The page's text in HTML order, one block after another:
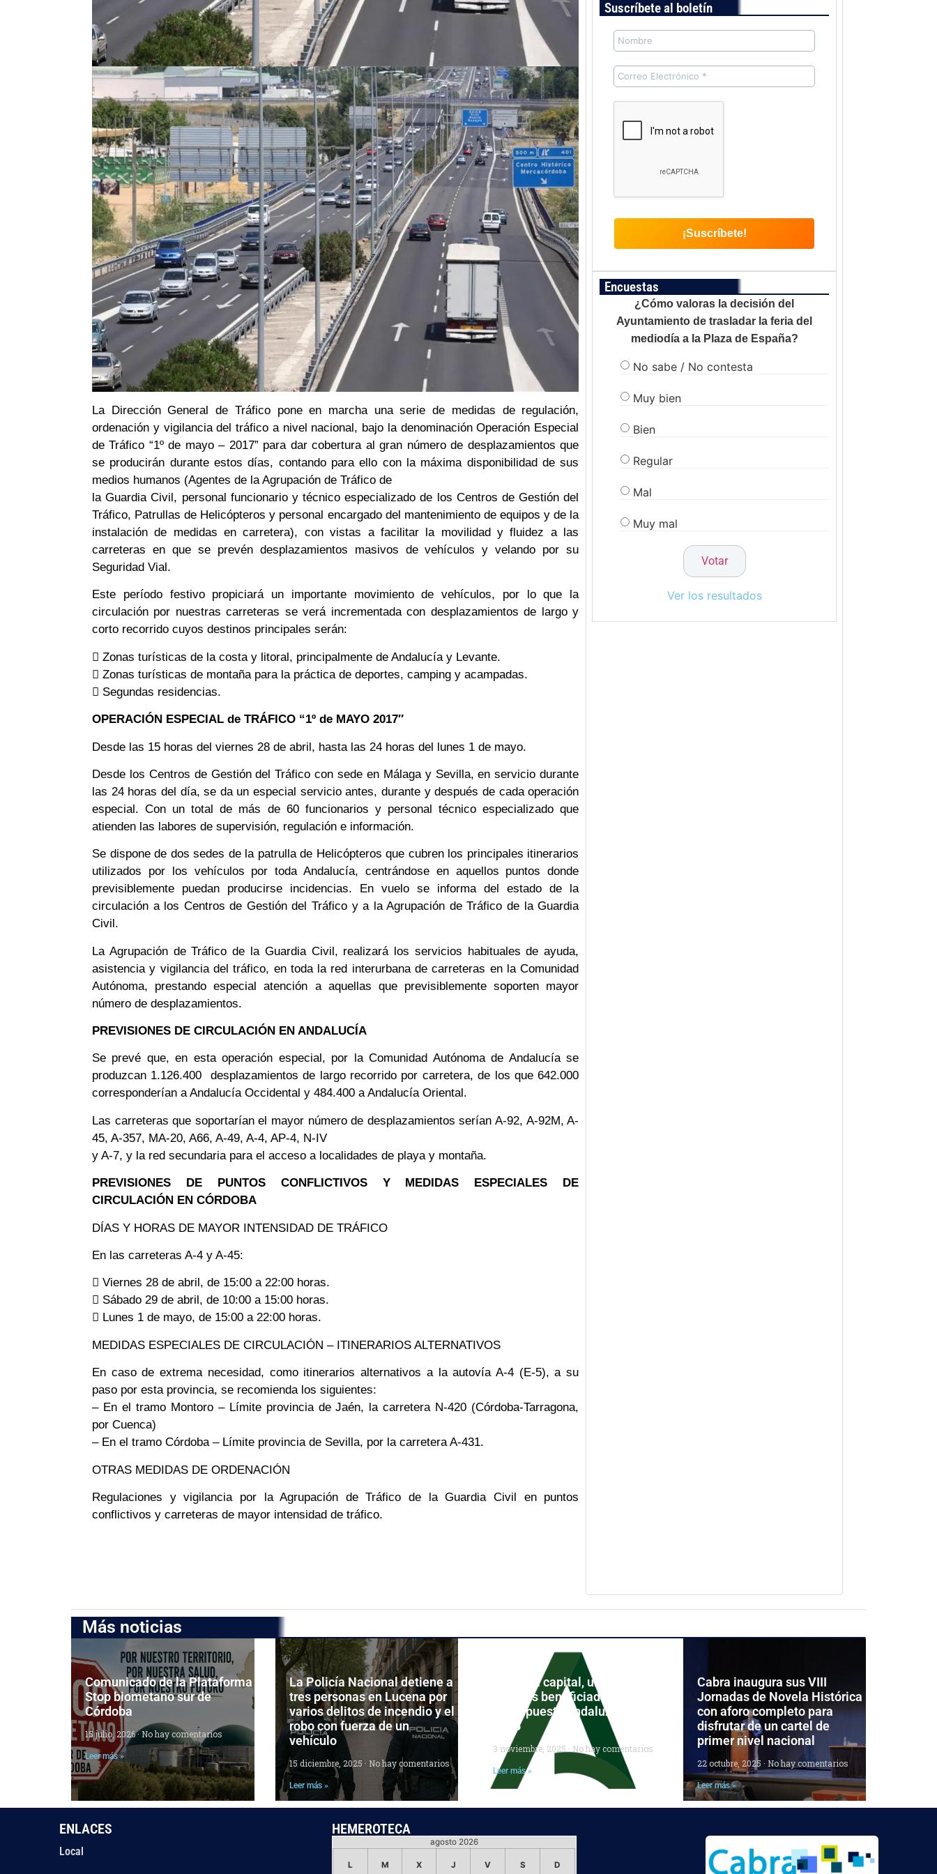
La Dirección General de Tráfico pone en marcha una serie de medidas de regulación,
ordenación y vigilancia del tráfico a nivel nacional, bajo la denominación Operación Especial
de Tráfico “1º de mayo – 2017” para dar cobertura al gran número de desplazamientos que
se producirán durante estos días, contando para ello con la máxima disponibilidad de sus
medios humanos (Agentes de la Agrupación de Tráfico de
la Guardia Civil, personal funcionario y técnico especializado de los Centros de Gestión del
Tráfico, Patrullas de Helicópteros y personal encargado del mantenimiento de equipos y de la
instalación de medidas en carretera), con vistas a facilitar la movilidad y fluidez a las
carreteras en que se prevén desplazamientos masivos de vehículos y velando por su
Seguridad Vial.
Este período festivo propiciará un importante movimiento de vehículos, por lo que la
circulación por nuestras carreteras se verá incrementada con desplazamientos de largo y
corto recorrido cuyos destinos principales serán:
 Zonas turísticas de la costa y litoral, principalmente de Andalucía y Levante.
 Zonas turísticas de montaña para la práctica de deportes, camping y acampadas.
 Segundas residencias.
OPERACIÓN ESPECIAL de TRÁFICO “1º de MAYO 2017″
Desde las 15 horas del viernes 28 de abril, hasta las 24 horas del lunes 1 de mayo.
Desde los Centros de Gestión del Tráfico con sede en Málaga y Sevilla, en servicio durante
las 24 horas del día, se da un especial servicio antes, durante y después de cada operación
especial. Con un total de más de 60 funcionarios y personal técnico especializado que
atienden las labores de supervisión, regulación e información.
Se dispone de dos sedes de la patrulla de Helicópteros que cubren los principales itinerarios
utilizados por los vehículos por toda Andalucía, centrándose en aquellos puntos donde
previsiblemente puedan producirse incidencias. En vuelo se informa del estado de la
circulación a los Centros de Gestión del Tráfico y a la Agrupación de Tráfico de la Guardia
Civil.
La Agrupación de Tráfico de la Guardia Civil, realizará los servicios habituales de ayuda,
asistencia y vigilancia del tráfico, en toda la red interurbana de carreteras en la Comunidad
Autónoma, prestando especial atención a aquellas que previsiblemente soporten mayor
número de desplazamientos.
PREVISIONES DE CIRCULACIÓN EN ANDALUCÍA
Se prevé que, en esta operación especial, por la Comunidad Autónoma de Andalucía se
produzcan 1.126.400 desplazamientos de largo recorrido por carretera, de los que 642.000
corresponderían a Andalucía Occidental y 484.400 a Andalucía Oriental.
Las carreteras que soportarían el mayor número de desplazamientos serían A-92, A-92M, A-
45, A-357, MA-20, A66, A-49, A-4, AP-4, N-IV
y A-7, y la red secundaria para el acceso a localidades de playa y montaña.
PREVISIONES DE PUNTOS CONFLICTIVOS Y MEDIDAS ESPECIALES DE
CIRCULACIÓN EN CÓRDOBA
DÍAS Y HORAS DE MAYOR INTENSIDAD DE TRÁFICO
En las carreteras A-4 y A-45:
 Viernes 28 de abril, de 15:00 a 22:00 horas.
 Sábado 29 de abril, de 10:00 a 15:00 horas.
 Lunes 1 de mayo, de 15:00 a 22:00 horas.
MEDIDAS ESPECIALES DE CIRCULACIÓN – ITINERARIOS ALTERNATIVOS
En caso de extrema necesidad, como itinerarios alternativos a la autovía A-4 (E-5), a su
paso por esta provincia, se recomienda los siguientes:
– En el tramo Montoro – Límite provincia de Jaén, la carretera N-420 (Córdoba-Tarragona,
por Cuenca)
– En el tramo Córdoba – Límite provincia de Sevilla, por la carretera A-431.
OTRAS MEDIDAS DE ORDENACIÓN
Regulaciones y vigilancia por la Agrupación de Tráfico de la Guardia Civil en puntos
conflictivos y carreteras de mayor intensidad de tráfico.
Suscríbete al boletín
Encuestas
¿Cómo valoras la decisión del
Ayuntamiento de trasladar la feria del
mediodía a la Plaza de España?
No sabe / No contesta
Muy bien
Bien
Regular
Mal
Muy mal
Ver los resultados
Más noticias
Comunicado de la Plataforma
Stop biometano sur de
Córdoba
15 julio, 2026No hay comentarios
Leer más »
La Policía Nacional detiene a
tres personas en Lucena por
varios delitos de incendio y el
robo con fuerza de un
vehículo
15 diciembre, 2025 No hay comentarios
Leer más »
Córdoba capital, una de las
grandes beneficiadas del
Presupuesto andaluz para
2026
3 noviembre, 2025 No hay comentarios
Leer más »
Cabra inaugura sus VIII
Jornadas de Novela Histórica
con aforo completo para
disfrutar de un cartel de
primer nivel nacional
22 octubre, 2025 No hay comentarios
Leer más »
ENLACES
Local
HEMEROTECA
agosto 2026
L M X J V S D